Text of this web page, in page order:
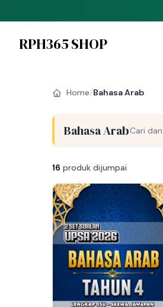
RPH365 SHOP
Home/Bahasa Arab
Bahasa ArabCari
16 produk dijumpai